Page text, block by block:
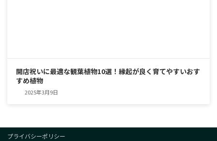
開店祝いに最適な観葉植物10選！縁起が良く育てやすいおす
すめ植物
2025年3月9日
プライバシーポリシー